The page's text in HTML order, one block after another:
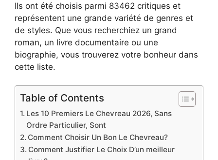
Ils ont été choisis parmi 83462 critiques et
représentent une grande variété de genres et
de styles. Que vous recherchiez un grand
roman, un livre documentaire ou une
biographie, vous trouverez votre bonheur dans
cette liste.
Table of Contents
Les 10 Premiers Le Chevreau 2026, Sans
Ordre Particulier, Sont
Comment Choisir Un Bon Le Chevreau?
Comment Justifier Le Choix D’un meilleur